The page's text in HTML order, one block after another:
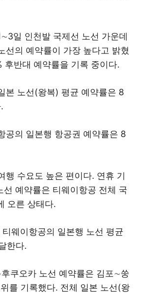
일 인천발 국제선 노선 가운데
선의 예약률이 가장 높다고 밝혔
후반대 예약률을 기록 중이다.
본 노선(왕복) 평균 예약률은 8
공의 일본행 항공권 예약률은 8
행 수요도 높은 편이다. 연휴 기
예약률은 티웨이항공 전체 국
오른 상태다.
티웨이항공의 일본행 노선 평균
한다.
쿠오카 노선 예약률은 김포∼쑹
를 기록했다. 전체 일본 노선(왕